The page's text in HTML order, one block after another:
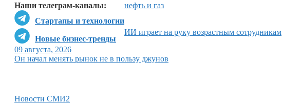
Наши телеграм-каналы:
Стартапы и технологии
Новые бизнес-тренды
нефть и газ
ИИ играет на руку возрастным сотрудникам
09 августа, 2026
Он начал менять рынок не в пользу джунов
Новости СМИ2